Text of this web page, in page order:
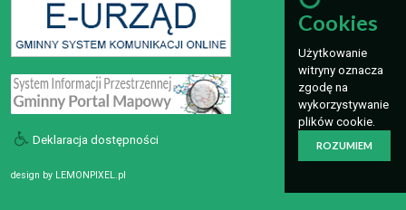
Deklaracja dostępności
design by LEMONPIXEL.pl
Cookies
Użytkowanie
witryny oznacza
zgodę na
wykorzystywanie
plików cookie.
ROZUMIEM